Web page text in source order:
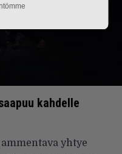
kahdelle
yhtye